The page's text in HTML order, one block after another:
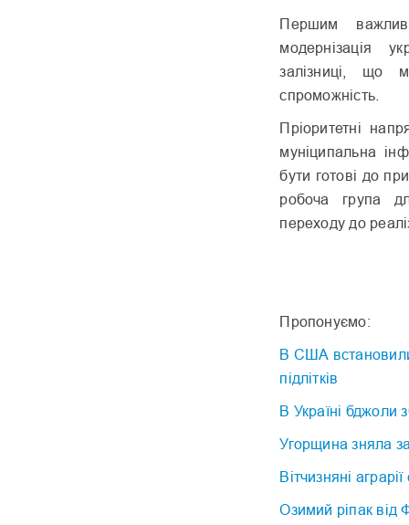
Першим
модернізація
залізниці, що
спроможність.
Пріоритетні
муніципальна
бути готові до
робоча група
переходу до
Пропонуємо:
В США встановили
підлітків
В Україні бджоли
Угорщина зняла
Вітчизняні
Озимий ріпак від